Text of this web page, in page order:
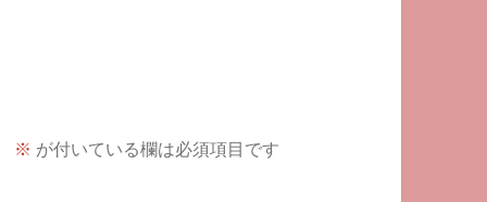
※ が付いている欄は必須項目です